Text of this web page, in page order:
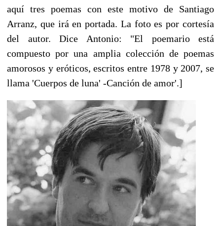
aquí tres poemas con este motivo de Santiago
Arranz, que irá en portada. La foto es por cortesía
del autor. Dice Antonio: "El poemario está
compuesto por una amplia colección de poemas
amorosos y eróticos, escritos entre 1978 y 2007, se
llama 'Cuerpos de luna' -Canción de amor'.]